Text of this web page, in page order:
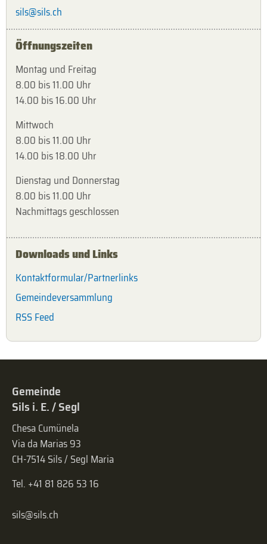
sils@sils.ch
Öffnungszeiten
Montag und Freitag
8.00 bis 11.00 Uhr
14.00 bis 16.00 Uhr
Mittwoch
8.00 bis 11.00 Uhr
14.00 bis 18.00 Uhr
Dienstag und Donnerstag
8.00 bis 11.00 Uhr
Nachmittags geschlossen
Downloads und Links
Kontaktformular/Partnerlinks
Gemeindeversammlung
RSS Feed
Gemeinde
Sils i. E. / Segl
Chesa Cumünela
Via da Marias 93
CH-7514 Sils / Segl Maria
Tel. +41 81 826 53 16
sils@sils.ch